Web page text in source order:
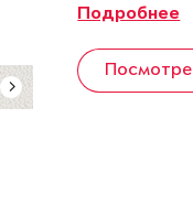
Подробнее